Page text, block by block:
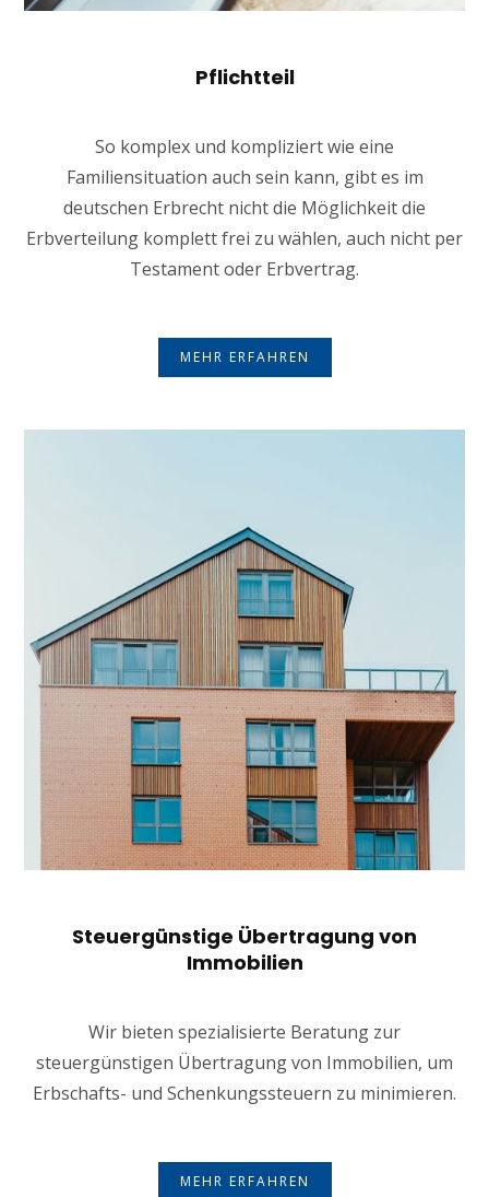
Pflichtteil
So komplex und kompliziert wie eine
Familiensituation auch sein kann, gibt es im
deutschen Erbrecht nicht die Möglichkeit die
Erbverteilung komplett frei zu wählen, auch nicht per
Testament oder Erbvertrag.
MEHR ERFAHREN
Steuergünstige Übertragung von
Immobilien
Wir bieten spezialisierte Beratung zur
steuergünstigen Übertragung von Immobilien, um
Erbschafts- und Schenkungssteuern zu minimieren.
MEHR ERFAHREN